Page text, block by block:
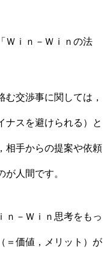
Ｗｉｎ－Ｗｉｎの法
交渉事に関しては，
ナスを避けられる）と
相手からの提案や依頼
人間です。
ｎ－Ｗｉｎ思考をもっ
＝価値，メリット）が